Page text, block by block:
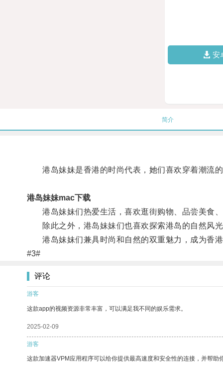
安
简介
港岛妹妹是香港的时尚代表，她们喜欢穿着潮流的
港岛妹妹mac下载
港岛妹妹们热爱生活，喜欢逛街购物、品尝美食
除此之外，港岛妹妹们也喜欢探索港岛的自然风光
港岛妹妹们兼具时尚和自然的双重魅力，成为香港
#3#
评论
游客
这款app的视频资源非常丰富，可以满足我不同的娱乐需求。
2025-02-09
游客
这款加速器VPM应用程序可以给你提供最高速度和安全性的连接，并帮助